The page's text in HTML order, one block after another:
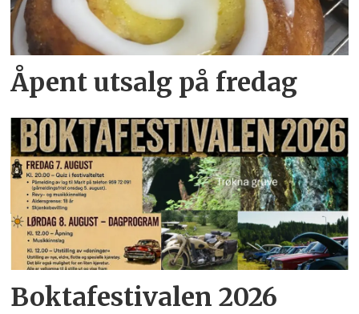
Åpent utsalg på fredag
Boktafestivalen 2026